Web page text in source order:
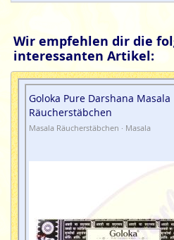
Sandesh, Incense zum
100% natürlich und in
Naturprodukte, ohne tierische,
petrochemische Zusätze.
Wir empfehlen dir die
interessanten Artikel:
Goloka Pure Darshana Masala
Räucherstäbchen
Masala Räucherstäbchen · Masala